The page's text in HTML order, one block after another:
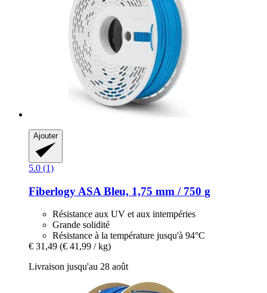
Ajouter
5.0 (1)
Fiberlogy ASA Bleu, 1,75 mm / 750 g
Résistance aux UV et aux intempéries
Grande solidité
Résistance à la température jusqu'à 94°C
€ 31,49 (€ 41,99 / kg)
Livraison jusqu'au 28 août